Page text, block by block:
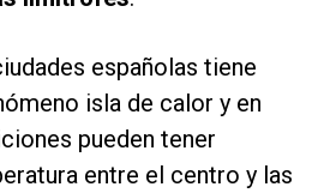
españolas tiene
isla de calor y en
pueden tener
entre el centro y las